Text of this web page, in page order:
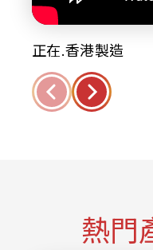
正在.香港製造
熱門